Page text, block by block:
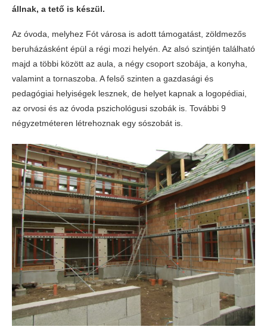
állnak, a tető is készül.
Az óvoda, melyhez Fót városa is adott támogatást, zöldmezős
beruházásként épül a régi mozi helyén. Az alsó szintjén található
majd a többi között az aula, a négy csoport szobája, a konyha,
valamint a tornaszoba. A felső szinten a gazdasági és
pedagógiai helyiségek lesznek, de helyet kapnak a logopédiai,
az orvosi és az óvoda pszichológusi szobák is. További 9
négyzetméteren létrehoznak egy sószobát is.